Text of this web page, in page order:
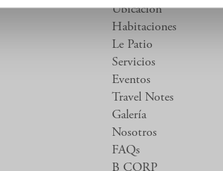
Ubicación
Habitaciones
Le Patio
Servicios
Eventos
Travel Notes
Galería
Nosotros
FAQs
B CORP